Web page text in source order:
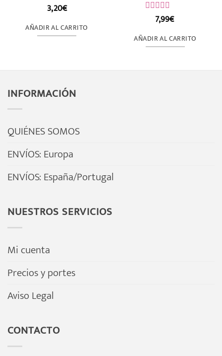
Valorado
de
5
3,20€
AÑADIR AL CARRITO
Valorado
con
de
5
7,99€
AÑADIR AL CARRITO
INFORMACIÓN
QUIÉNES SOMOS
ENVÍOS: Europa
ENVÍOS: España/Portugal
NUESTROS SERVICIOS
Mi cuenta
Precios y portes
Aviso Legal
CONTACTO